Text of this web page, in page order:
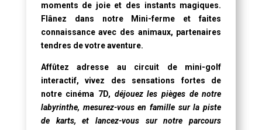
moments de joie et des instants magiques.
Flânez dans notre Mini-ferme et faites
connaissance avec des animaux, partenaires
tendres de votre aventure.
Affûtez adresse au circuit de mini-golf
interactif, vivez des sensations fortes de
notre cinéma 7D, déjouez les pièges de notre
labyrinthe, mesurez-vous en famille sur la piste
de karts, et lancez-vous sur notre parcours